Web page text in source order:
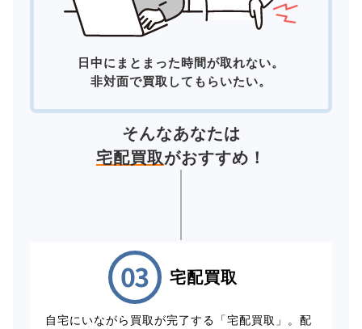
日中にまとまった時間が取れない。
非対面で買取してもらいたい。
そんなあなたは
宅配買取がおすすめ！
宅配買取
自宅にいながら買取が完了する「宅配買取」。配